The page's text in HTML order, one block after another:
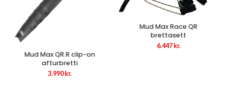
Mud Max QR.R clip-on
afturbretti
3.990 kr.
Mud Max Race QR
brettasett
6.447 kr.